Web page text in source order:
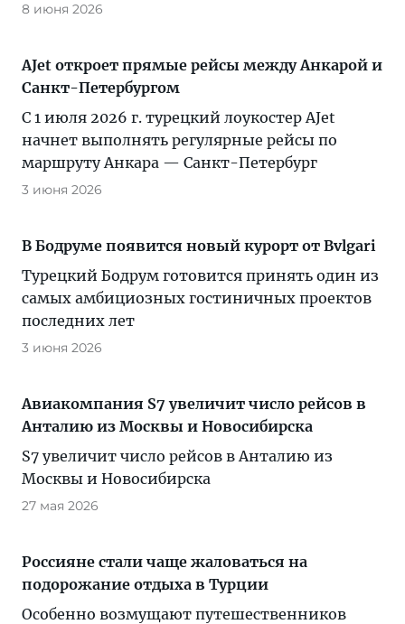
8 июня 2026
AJet откроет прямые рейсы между Анкарой и
Санкт-Петербургом
С 1 июля 2026 г. турецкий лоукостер AJet
начнет выполнять регулярные рейсы по
маршруту Анкара — Санкт-Петербург
3 июня 2026
В Бодруме появится новый курорт от Bvlgari
Турецкий Бодрум готовится принять один из
самых амбициозных гостиничных проектов
последних лет
3 июня 2026
Авиакомпания S7 увеличит число рейсов в
Анталию из Москвы и Новосибирска
S7 увеличит число рейсов в Анталию из
Москвы и Новосибирска
27 мая 2026
Россияне стали чаще жаловаться на
подорожание отдыха в Турции
Особенно возмущают путешественников